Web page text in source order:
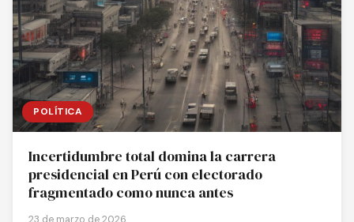
POLÍTICA
Incertidumbre total domina la carrera
presidencial en Perú con electorado
fragmentado como nunca antes